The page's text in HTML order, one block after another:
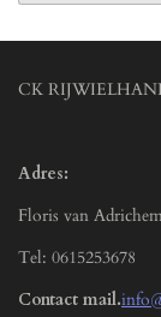
CK
Adres:
Floris van
Tel: 0615253678
Contact mail.